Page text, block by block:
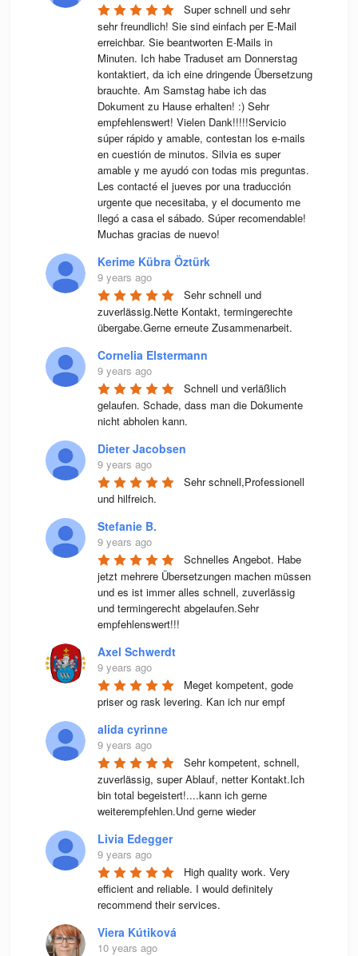
Super schnell und sehr
sehr freundlich! Sie sind einfach per E-Mail
erreichbar. Sie beantworten E-Mails in
Minuten. Ich habe Traduset am Donnerstag
kontaktiert, da ich eine dringende Übersetzung
brauchte. Am Samstag habe ich das
Dokument zu Hause erhalten! :) Sehr
empfehlenswert! Vielen Dank!!!!!Servicio
súper rápido y amable, contestan los e-mails
en cuestión de minutos. Silvia es super
amable y me ayudó con todas mis preguntas.
Les contacté el jueves por una traducción
urgente que necesitaba, y el documento me
llegó a casa el sábado. Súper recomendable!
Muchas gracias de nuevo!
Kerime Kübra Öztürk
9 years ago
Sehr schnell und
zuverlässig.Nette Kontakt, termingerechte
übergabe.Gerne erneute Zusammenarbeit.
Cornelia Elstermann
9 years ago
Schnell und verläßlich
gelaufen. Schade, dass man die Dokumente
nicht abholen kann.
Dieter Jacobsen
9 years ago
Sehr schnell,Professionell
und hilfreich.
Stefanie B.
9 years ago
Schnelles Angebot. Habe
jetzt mehrere Übersetzungen machen müssen
und es ist immer alles schnell, zuverlässig
und termingerecht abgelaufen.Sehr
empfehlenswert!!!
Axel Schwerdt
9 years ago
Meget kompetent, gode
priser og rask levering. Kan ich nur empf
alida cyrinne
9 years ago
Sehr kompetent, schnell,
zuverlässig, super Ablauf, netter Kontakt.Ich
bin total begeistert!....kann ich gerne
weiterempfehlen.Und gerne wieder
Livia Edegger
9 years ago
High quality work. Very
efficient and reliable. I would definitely
recommend their services.
Viera Kútiková
10 years ago